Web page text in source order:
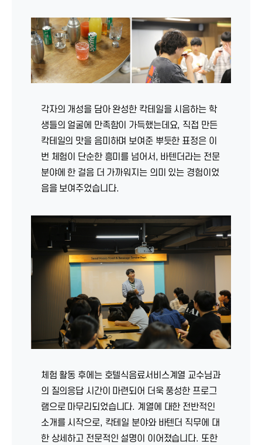
각자의 개성을 담아 완성한 칵테일을 시음하는 학
생들의 얼굴에 만족함이 가득했는데요, 직접 만든
칵테일의 맛을 음미하며 보여준 뿌듯한 표정은 이
번 체험이 단순한 흥미를 넘어서, 바텐더라는 전문
분야에 한 걸음 더 가까워지는 의미 있는 경험이었
음을 보여주었습니다.
체험 활동 후에는 호텔식음료서비스계열 교수님과
의 질의응답 시간이 마련되어 더욱 풍성한 프로그
램으로 마무리되었습니다. 계열에 대한 전반적인
소개를 시작으로, 칵테일 분야와 바텐더 직무에 대
한 상세하고 전문적인 설명이 이어졌습니다. 또한